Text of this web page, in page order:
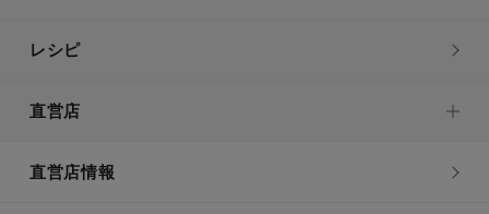
レシピ
直営店
直営店情報